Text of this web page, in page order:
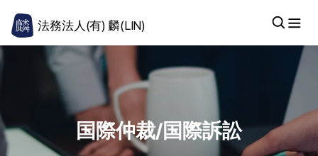
法務法人(有) 麟(LIN)
国際仲裁/国際訴訟